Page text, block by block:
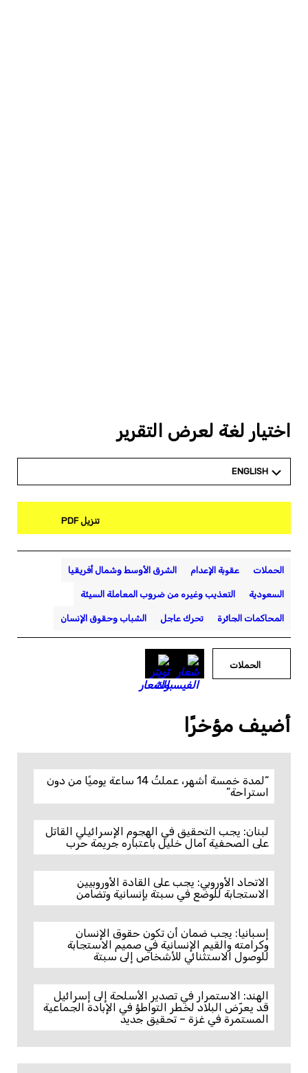
اختيار لغة لعرض التقرير
ENGLISH
تنزيل PDF
الحملات عقوبة الإعدام الشرق الأوسط وشمال أفريقيا
السعودية التعذيب وغيره من ضروب المعاملة السيئة
المحاكمات الجائرة تحرك عاجل الشباب وحقوق الإنسان
الحملات
أضيف مؤخرًا
“لمدة خمسة أشهر، عملتُ 14 ساعة يوميًا من دون
استراحة”
لبنان: يجب التحقيق في الهجوم الإسرائيلي القاتل
على الصحفية آمال خليل باعتباره جريمة حرب
الاتحاد الأوروبي: يجب على القادة الأوروبيين
الاستجابة للوضع في سبتة بإنسانية وتضامن
إسبانيا: يجب ضمان أن تكون حقوق الإنسان
وكرامته والقيم الإنسانية في صميم الاستجابة
للوصول الاستثنائي للأشخاص إلى سبتة
الهند: الاستمرار في تصدير الأسلحة إلى إسرائيل
قد يعرّض البلاد لخطر التواطؤ في الإبادة الجماعية
المستمرة في غزة – تحقيق جديد